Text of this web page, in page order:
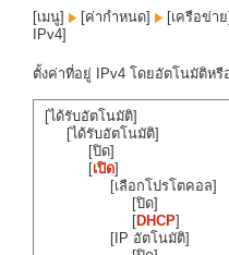
[เมนู] [ค่ากำหนด] [เครือข่าย]
IPv4]
ตั้งค่าที่อยู่ IPv4 โดยอัตโนมัติหรื
[ได้รับอัตโนมัติ]
[ได้รับอัตโนมัติ]
[ปิด]
[เปิด]
[เลือกโปรโตคอล]
[ปิด]
[DHCP]
[IP อัตโนมัติ]